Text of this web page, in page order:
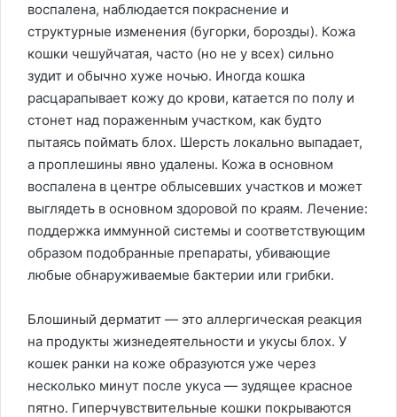
воспалена, наблюдается покраснение и
структурные изменения (бугорки, борозды). Кожа
кошки чешуйчатая, часто (но не у всех) сильно
зудит и обычно хуже ночью. Иногда кошка
расцарапывает кожу до крови, катается по полу и
стонет над пораженным участком, как будто
пытаясь поймать блох. Шерсть локально выпадает,
а проплешины явно удалены. Кожа в основном
воспалена в центре облысевших участков и может
выглядеть в основном здоровой по краям. Лечение:
поддержка иммунной системы и соответствующим
образом подобранные препараты, убивающие
любые обнаруживаемые бактерии или грибки.
Блошиный дерматит — это аллергическая реакция
на продукты жизнедеятельности и укусы блох. У
кошек ранки на коже образуются уже через
несколько минут после укуса — зудящее красное
пятно. Гиперчувствительные кошки покрываются